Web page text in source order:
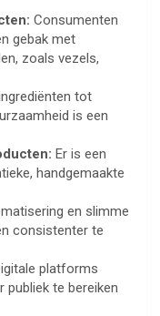
Consumenten
gebak met
zoals vezels,
tot
is een
Er is een
handgemaakte
en slimme
consistenter te
platforms
publiek te bereiken